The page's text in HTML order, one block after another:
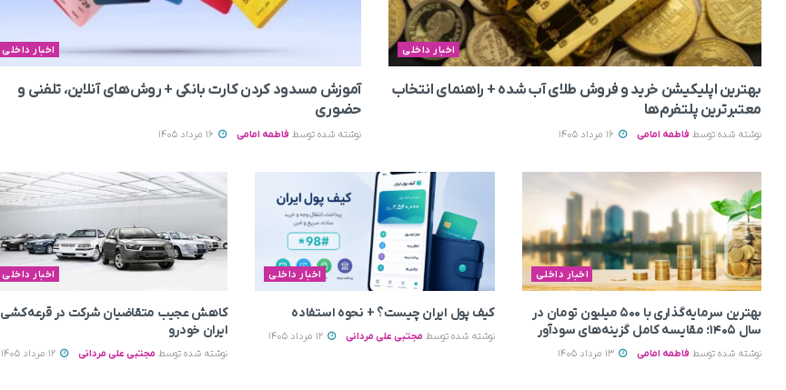
اخبار داخلی
بهترین اپلیکیشن خرید و فروش طلای آب شده + راهنمای انتخاب
معتبرترین پلتفرم‌ها
نوشته شده توسط فاطمه امامی
اخبار داخلی
آموزش مسدود کردن کارت بانکی + روش‌های آنلاین، تلفنی و
حضوری
نوشته شده توسط فاطمه امامی
اخبار داخلی
بهترین سرمایه‌گذاری با ۵۰۰ میلیون تومان در
سال ۱۴۰۵؛ مقایسه کامل گزینه‌های سودآور
نوشته شده توسط فاطمه امامی
اخبار داخلی
کیف پول ایران چیست؟ + نحوه استفاده
نوشته شده توسط مجتبی علی مردانی 12 مرداد 1405
اخبار داخلی
کاهش عجیب متقاضیان شرکت در قرعه‌کشی
ایران خودرو
نوشته شده توسط مجتبی علی مردانی